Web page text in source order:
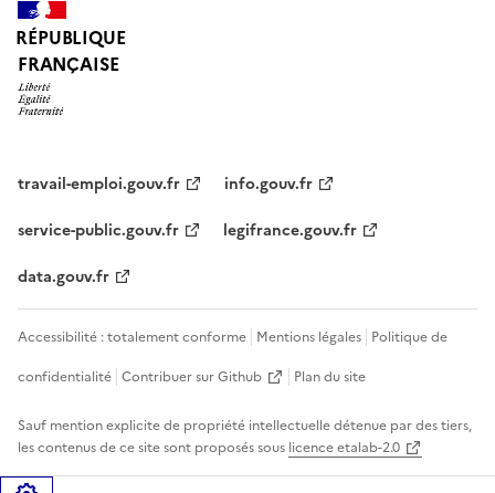
RÉPUBLIQUE
FRANÇAISE
travail-emploi.gouv.fr
info.gouv.fr
service-public.gouv.fr
legifrance.gouv.fr
data.gouv.fr
Accessibilité : totalement conforme Mentions légales Politique de
confidentialité Contribuer sur Github Plan du site
Sauf mention explicite de propriété intellectuelle détenue par des tiers,
les contenus de ce site sont proposés sous licence etalab-2.0